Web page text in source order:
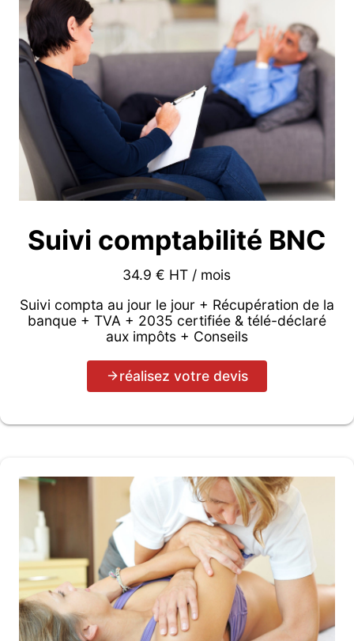
Suivi comptabilité BNC
34.9 € HT / mois
Suivi compta au jour le jour + Récupération de la
banque + TVA + 2035 certifiée & télé-déclaré
aux impôts + Conseils
réalisez votre devis